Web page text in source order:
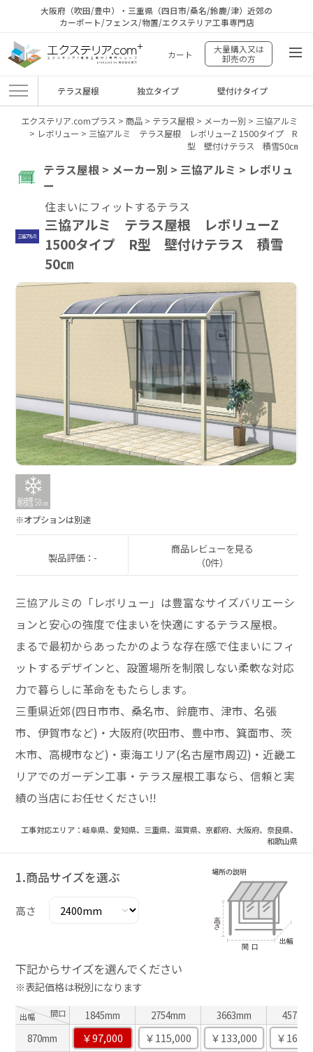
大阪府（吹田/豊中）・三重県（四日市/桑名/鈴鹿/津）近郊の
カーポート/フェンス/物置/エクステリア工事専門店
カート
大量購入又は
卸売の方
テラス屋根 独立タイプ 壁付けタイプ
エクステリア.comプラス > 商品> テラス屋根> メーカー別 > 三協アルミ
> レボリュー > 三協アルミ テラス屋根 レボリューZ 1500タイプ R
型 壁付けテラス 積雪50㎝
テラス屋根 > メーカー別 > 三協アルミ > レボリュ
ー
住まいにフィットするテラス
三協アルミ テラス屋根 レボリューZ
1500タイプ R型 壁付けテラス 積雪
50㎝
※オプションは別途
製品評価：-
商品レビューを見る
（0件）
三協アルミの「レボリュー」は豊富なサイズバリエーシ
ョンと安心の強度で住まいを快適にするテラス屋根。
まるで最初からあったかのような存在感で住まいにフィ
ットするデザインと、設置場所を制限しない柔軟な対応
力で暮らしに革命をもたらします。
三重県近郊(四日市市、桑名市、鈴鹿市、津市、名張
市、伊賀市など)・大阪府(吹田市、豊中市、箕面市、茨
木市、高槻市など)・東海エリア(名古屋市周辺)・近畿エ
リアでのガーデン工事・テラス屋根工事なら、信頼と実
績の当店にお任せください!!
工事対応エリア：岐阜県、愛知県、三重県、滋賀県、京都府、大阪府、奈良県、
和歌山県
1.商品サイズを選ぶ
高さ
下記からサイズを選んでください
※表記価格は税別になります
出幅 間口 1845mm 2754mm 3663mm
870mm
￥97,000 ￥115,000 ￥133,000 ￥